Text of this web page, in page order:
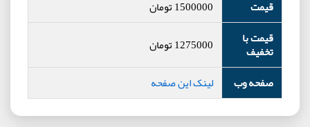
قیمت
1500000تومان
قیمت با
تخفیف 1275000تومان
صفحه وب
لینک این صفحه